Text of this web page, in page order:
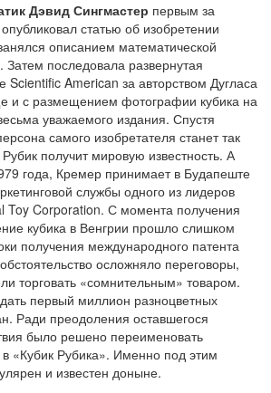
Дэвид Сингмастер первым за
статью об изобретении
описанием математической
Затем последовала развернутая
Scientific American за авторством Дугласа
и с размещением фотографии кубика на
уважаемого издания. Спустя
самого изобретателя станет так
получит мировую известность. А
года, Кремер принимает в Будапеште
службы одного из лидеров
Corporation. С момента получения
кубика в Венгрии прошло слишком
получения международного патента
осложняло переговоры,
торговать «сомнительным» товаром.
первый миллион разноцветных
Ради преодоления оставшегося
было решено переименовать
«Кубик Рубика». Именно под этим
и известен доныне.